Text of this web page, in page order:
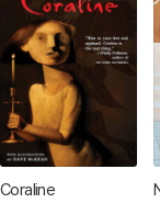
Coraline